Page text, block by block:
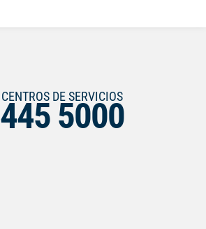
CENTROS DE SERVICIOS
445 5000